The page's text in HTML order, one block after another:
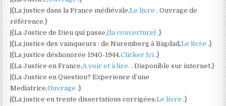
|{La justice dans la France médiévale,Le livre. Ouvrage de
référence.}
|{La Justice de Dieu qui passe,(la couverture).}
|{La justice des vainqueurs : de Nuremberg à Bagdad,Le livre.}
|{La justice déshonorée 1940-1944,Clicker Ici.}
|{La Justice en France,A voir et à lire.. Disponible sur internet.}
|{La Justice en Question? Experience d’une
Mediatrice,Ouvrage.}
|{La justice en trente dissertations corrigées,Le livre.}